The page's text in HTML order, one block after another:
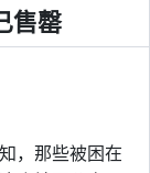
售罄
，那些被困在